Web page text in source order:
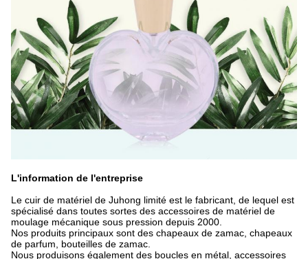
L'information de l'entreprise
Le cuir de matériel de Juhong limité est le fabricant, de lequel est
spécialisé dans toutes sortes des accessoires de matériel de
moulage mécanique sous pression depuis 2000.
Nos produits principaux sont des chapeaux de zamac, chapeaux
de parfum, bouteilles de zamac.
Nous produisons également des boucles en métal, accessoires